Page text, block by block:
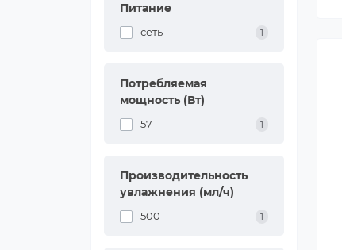
Питание
сеть 1
Потребляемая
мощность (Вт)
57 1
Производительность
увлажнения (мл/ч)
500 1